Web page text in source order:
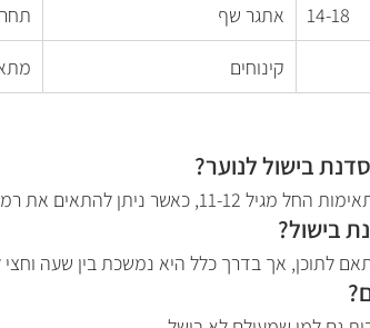
14-18 אתגר שף
קינוחים
בישול לנוער?
את רמת הפעילות לגיל המשתתפים.
בישול?
לתוכן, אך בדרך כלל היא נמשכת בין שעה וחצי